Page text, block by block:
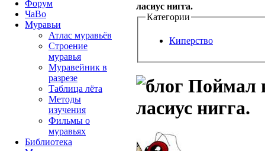
ласиус нигга.
Категории
Киперство
Поймал
ласиус нигга.
Форум
ЧаВо
Муравьи
Атлас муравьёв
Строение
муравья
Муравейник в
разрезе
Таблица лёта
Методы
изучения
Фильмы о
муравьях
Библиотека